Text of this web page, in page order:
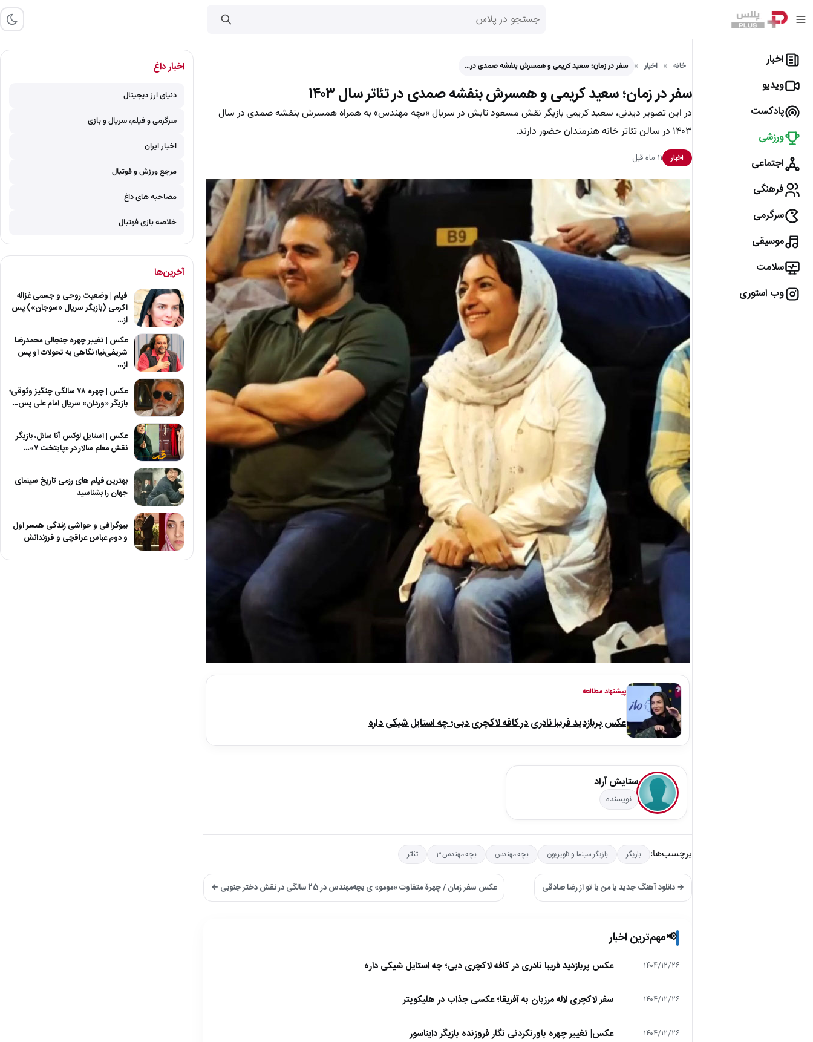
اخبار
ویدیو
پادکست
ورزشی
اجتماعی
فرهنگی
سرگرمی
موسیقی
سلامت
وب استوری
خانه اخبار سفر در زمان؛ سعید کریمی و همسرش بنفشه صمدی در…
سفر در زمان؛ سعید کریمی و همسرش بنفشه صمدی در تئاتر سال ۱۴۰۳
در این تصویر دیدنی، سعید کریمی بازیگر نقش مسعود تابش در سریال «بچه مهندس» به همراه همسرش بنفشه صمدی در سال
۱۴۰۳ در سالن تئاتر خانه هنرمندان حضور دارند.
اخبار ۱۱ ماه قبل
پیشنهاد مطالعه
عکس پربازدید فریبا نادری در کافه لاکچری دبی؛ چه استایل شیکی داره
ستایش آراد
نویسنده
برچسب‌ها: بازیگر بازیگر سینما و تلویزیون بچه مهندس بچه مهندس 3 تئاتر
→ دانلود آهنگ جدید یا من یا تو از رضا صادقی عکس سفر زمان / چهرۀ متفاوت «مومو» ی بچه‌مهندس در 25 سالگی در نقش دختر جنوبی ←
📢مهم‌ترین اخبار
۱۴۰۴/۱۲/۲۶ عکس پربازدید فریبا نادری در کافه لاکچری دبی؛ چه استایل شیکی داره
۱۴۰۴/۱۲/۲۶ سفر لاکچری لاله مرزبان به آفریقا؛ عکسی جذاب در هلیکوپتر
۱۴۰۴/۱۲/۲۶ عکس| تغییر چهره باورنکردنی نگار فروزنده بازیگر دایناسور
اخبار داغ
دنیای ارز دیجیتال
سرگرمی و فیلم، سریال و بازی
اخبار ایران
مرجع ورزش و فوتبال
مصاحبه های داغ
خلاصه بازی فوتبال
آخرین‌ها
فیلم | وضعیت روحی و جسمی غزاله
اکرمی (بازیگر سریال «سوجان») پس
از…
عکس | تغییر چهره جنجالی محمدرضا
شریفی‌نیا؛ نگاهی به تحولات او پس
از…
عکس | چهره ۷۸ سالگی چنگیز وثوقی؛
بازیگر «وردان» سریال امام علی پس…
عکس | استایل لوکس آنا سائل، بازیگر
نقش معلم سالار در «پایتخت ۷»…
بهترین فیلم های رزمی تاریخ سینمای
جهان را بشناسید
بیوگرافی و حواشی زندگی همسر اول
و دوم عباس عراقچی و فرزندانش